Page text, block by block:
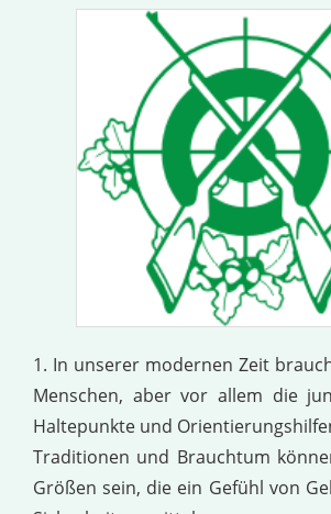
1. In unserer modernen Zeit
Menschen, aber vor allem die
Haltepunkte und
Traditionen und Brauchtum
Größen sein, die ein Gefühl von